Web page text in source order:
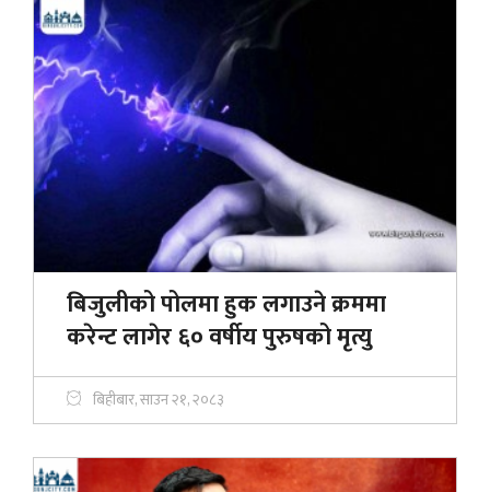
बिजुलीको पोलमा हुक लगाउने क्रममा
करेन्ट लागेर ६० वर्षीय पुरुषको मृत्यु
बिहीबार, साउन २१, २०८३